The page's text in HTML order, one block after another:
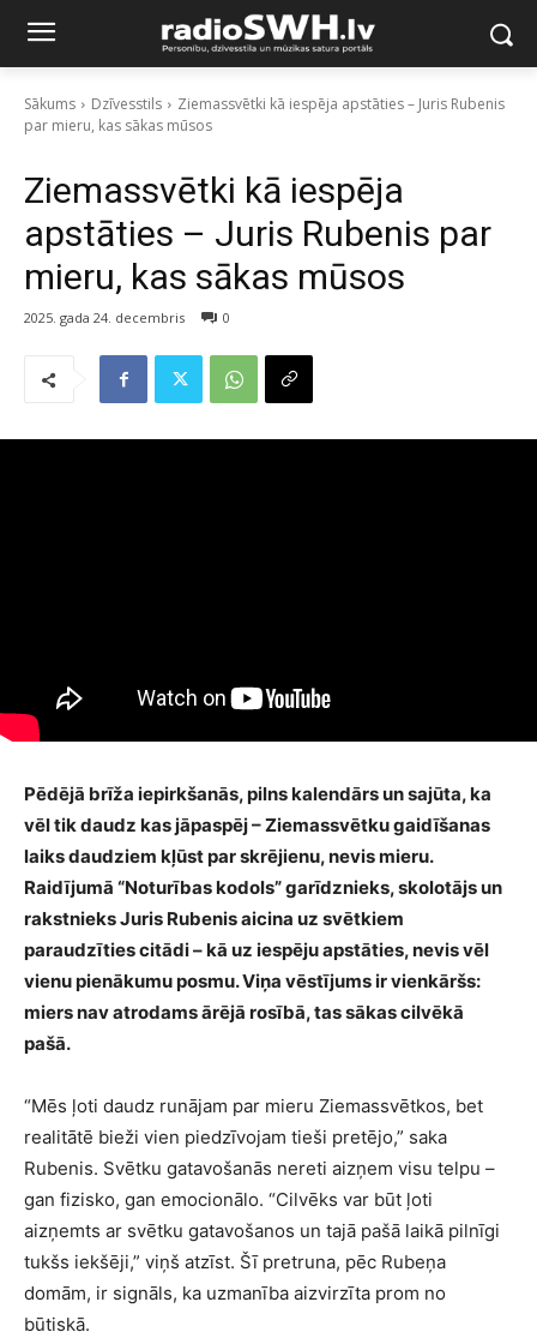
Sākums Dzīvesstils
Ziemassvētki kā iespēja apstāties – Juris Rubenis
par mieru, kas sākas mūsos
Ziemassvētki kā iespēja
apstāties – Juris Rubenis par
mieru, kas sākas mūsos
2025. gada 24. decembris 0
Pēdējā brīža iepirkšanās, pilns kalendārs un sajūta, ka
vēl tik daudz kas jāpaspēj – Ziemassvētku gaidīšanas
laiks daudziem kļūst par skrējienu, nevis mieru.
Raidījumā “Noturības kodols” garīdznieks, skolotājs un
rakstnieks Juris Rubenis aicina uz svētkiem
paraudzīties citādi – kā uz iespēju apstāties, nevis vēl
vienu pienākumu posmu. Viņa vēstījums ir vienkāršs:
miers nav atrodams ārējā rosībā, tas sākas cilvēkā
pašā.
“Mēs ļoti daudz runājam par mieru Ziemassvētkos, bet
realitātē bieži vien piedzīvojam tieši pretējo,” saka
Rubenis. Svētku gatavošanās nereti aizņem visu telpu –
gan fizisko, gan emocionālo. “Cilvēks var būt ļoti
aizņemts ar svētku gatavošanos un tajā pašā laikā pilnīgi
tukšs iekšēji,” viņš atzīst. Šī pretruna, pēc Rubeņa
domām, ir signāls, ka uzmanība aizvirzīta prom no
būtiskā.